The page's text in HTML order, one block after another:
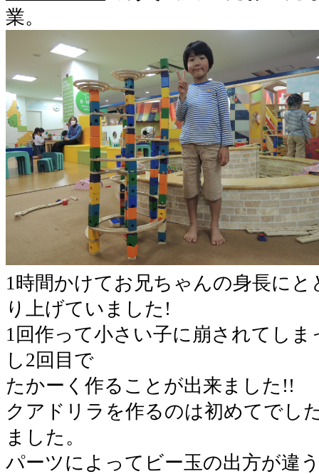
業。
1時間かけてお兄ちゃんの身長に
り上げていました!
1回作って小さい子に崩されてし
し2回目で
たかーく作ることが出来ました!!
クアドリラを作るのは初めてでし
ました。
パーツによってビー玉の出方が違